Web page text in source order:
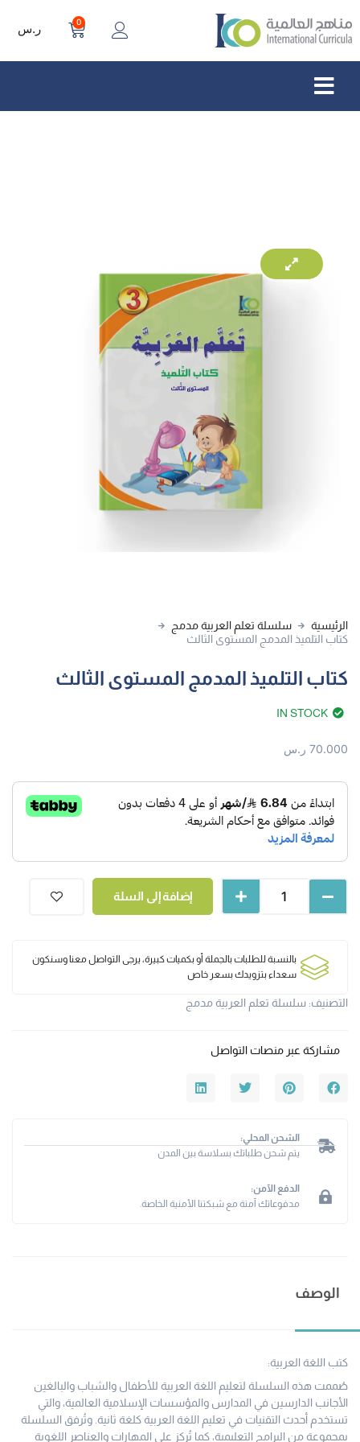
0 ر.س
الرئيسية
سلسلة تعلم العربية مدمج
كتاب التلميذ المدمج المستوى الثالث
كتاب التلميذ المدمج المستوى الثالث
IN STOCK
70.000 ر.س
إضافة إلى السلة
بالنسبة للطلبات بالجملة أو بكميات كبيرة، يرجى التواصل معنا وسنكون
سعداء بتزويدك بسعر خاص
التصنيف: سلسلة تعلم العربية مدمج
مشاركة عبر منصات التواصل
الشحن المحلي:
يتم شحن طلباتك بسلاسة بين المدن
الدفع الآمن:
مدفوعاتك آمنة مع شبكتنا الأمنية الخاصة.
الوصف
كتب اللغة العربية:
صُممت هذه السلسلة لتعليم اللغة العربية للأطفال والشباب والبالغين
الأجانب الدارسين في المدارس والمؤسسات الإسلامية العالمية، والتي
تستخدم أحدث التقنيات في تعليم اللغة العربية كلغة ثانية. وتُرفق السلسلة
بمجموعة من البرامج التعليمية، كما تُركز على المهارات والعناصر اللغوية